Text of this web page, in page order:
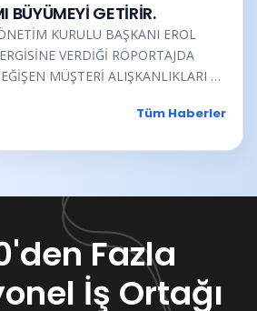
BÜYÜMEYİ GETİRİR.
KURULU BAŞKANI EROL
VERDİĞİ RÖPORTAJDA
MÜŞTERİ ALIŞKANLIKLARI VE
YENİLİKLER HAKKINDA
Tüm Haberler
Fazla
İş Ortağı